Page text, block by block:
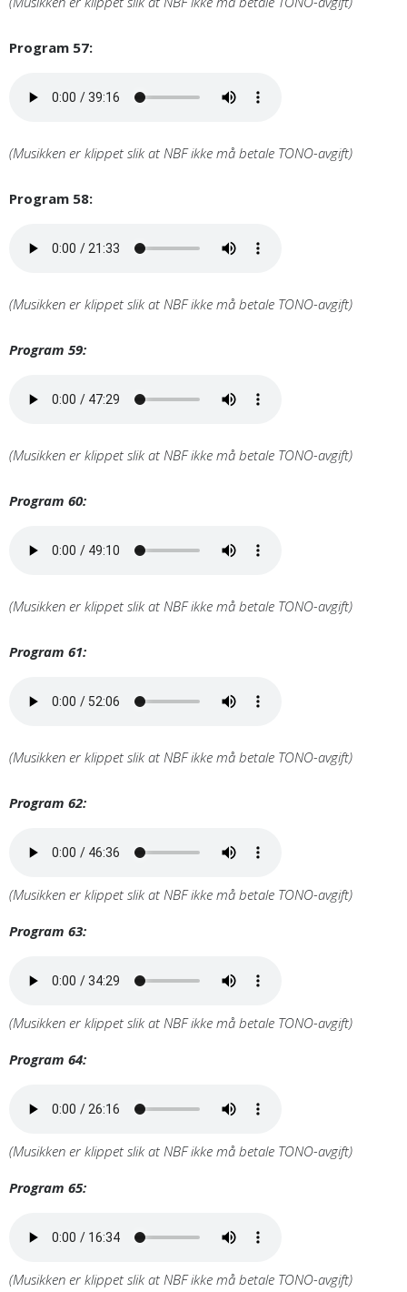
Program 57:
(Musikken er klippet slik at NBF ikke må betale TONO-avgift)
Program 58:
(Musikken er klippet slik at NBF ikke må betale TONO-avgift)
Program 59:
(Musikken er klippet slik at NBF ikke må betale TONO-avgift)
Program 60:
(Musikken er klippet slik at NBF ikke må betale TONO-avgift)
Program 61:
(Musikken er klippet slik at NBF ikke må betale TONO-avgift)
Program 62:
(Musikken er klippet slik at NBF ikke må betale TONO-avgift)
Program 63:
(Musikken er klippet slik at NBF ikke må betale TONO-avgift)
Program 64:
(Musikken er klippet slik at NBF ikke må betale TONO-avgift)
Program 65:
(Musikken er klippet slik at NBF ikke må betale TONO-avgift)